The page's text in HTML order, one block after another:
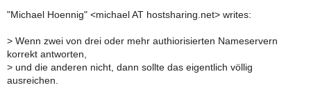
"Michael Hoennig" <michael AT hostsharing.net> writes:
> Wenn zwei von drei oder mehr authiorisierten Nameservern
korrekt antworten,
> und die anderen nicht, dann sollte das eigentlich völlig
ausreichen.